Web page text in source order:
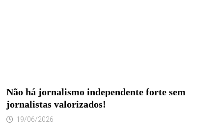
Não há jornalismo independente forte sem
jornalistas valorizados!
19/06/2026